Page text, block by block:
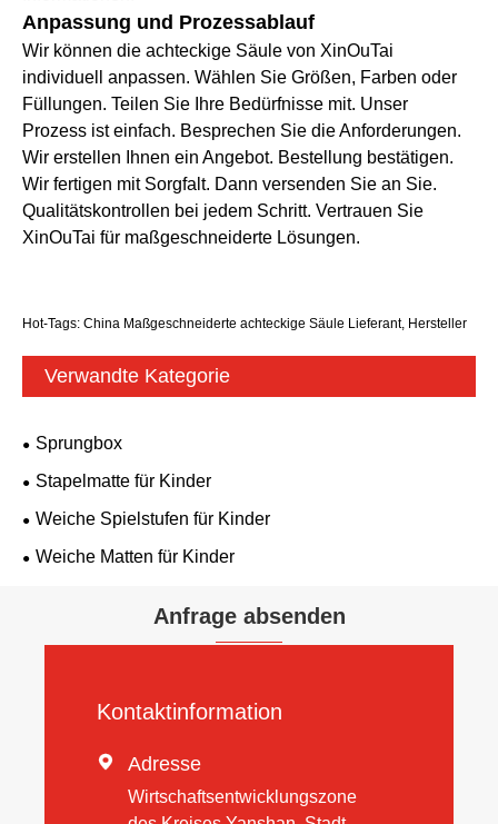
Anpassung und Prozessablauf
Wir können die achteckige Säule von XinOuTai
individuell anpassen. Wählen Sie Größen, Farben oder
Füllungen. Teilen Sie Ihre Bedürfnisse mit. Unser
Prozess ist einfach. Besprechen Sie die Anforderungen.
Wir erstellen Ihnen ein Angebot. Bestellung bestätigen.
Wir fertigen mit Sorgfalt. Dann versenden Sie an Sie.
Qualitätskontrollen bei jedem Schritt. Vertrauen Sie
XinOuTai für maßgeschneiderte Lösungen.
Hot-Tags: China Maßgeschneiderte achteckige Säule Lieferant, Hersteller
Verwandte Kategorie
Sprungbox
Stapelmatte für Kinder
Weiche Spielstufen für Kinder
Weiche Matten für Kinder
Anfrage absenden
Kontaktinformation
 Adresse
Wirtschaftsentwicklungszone